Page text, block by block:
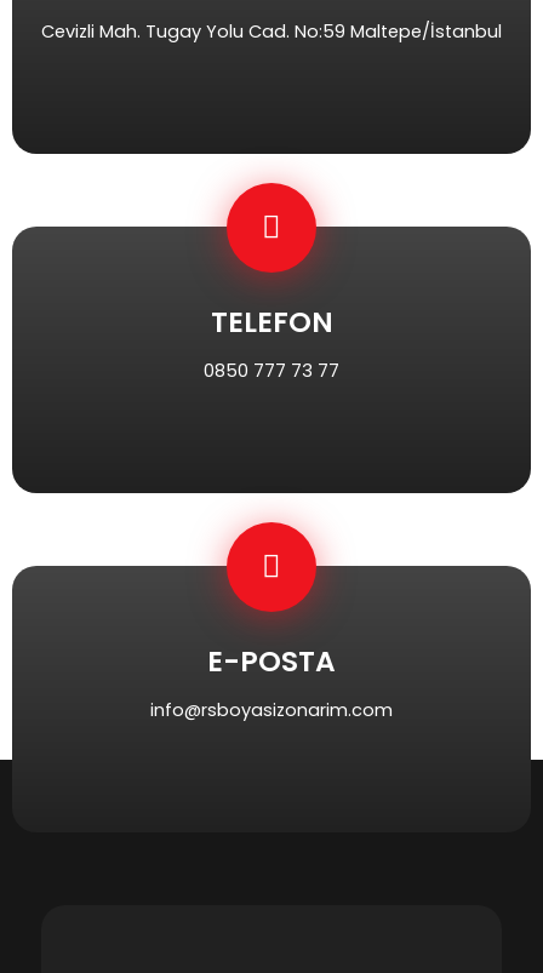
Cevizli Mah. Tugay Yolu Cad. No:59 Maltepe/İstanbul
TELEFON
0850 777 73 77
E-POSTA
info@rsboyasizonarim.com